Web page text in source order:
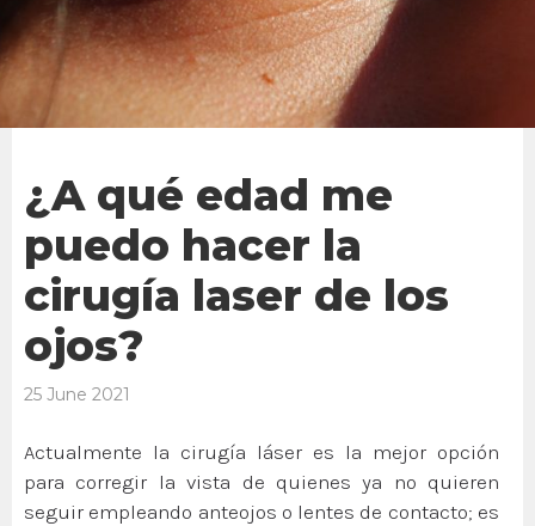
¿A qué edad me
puedo hacer la
cirugía laser de los
ojos?
25 June 2021
Actualmente la cirugía láser es la mejor opción
para corregir la vista de quienes ya no quieren
seguir empleando anteojos o lentes de contacto; es